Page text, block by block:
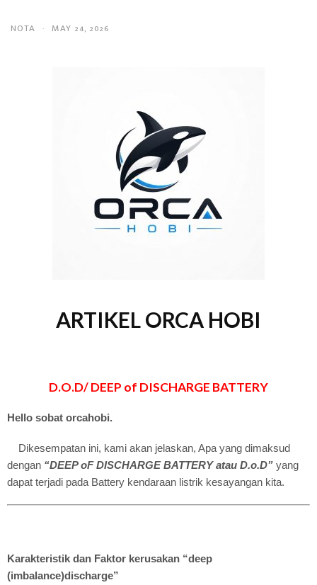
NOTA · MAY 24, 2026
ARTIKEL ORCA HOBI
D.O.D/ DEEP of DISCHARGE BATTERY
Hello sobat orcahobi.
Dikesempatan ini, kami akan jelaskan, Apa yang dimaksud
dengan “DEEP oF DISCHARGE BATTERY atau D.o.D” yang
dapat terjadi pada Battery kendaraan listrik kesayangan kita.
Karakteristik dan Faktor kerusakan “deep
(imbalance)discharge”